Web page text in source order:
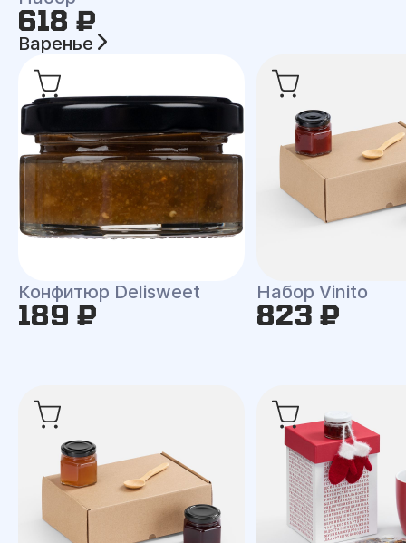
618 ₽
Варенье
Конфитюр Delisweet
189 ₽
Набор Vinito
823 ₽